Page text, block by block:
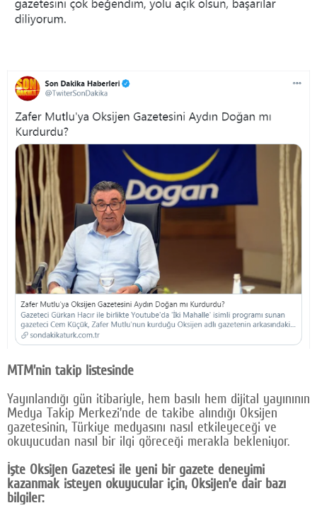
MTM’nin takip listesinde
Yayınlandığı gün itibariyle, hem basılı hem dijital yayınının
Medya Takip Merkezi’nde de takibe alındığı Oksijen
gazetesinin, Türkiye medyasını nasıl etkileyeceği ve
okuyucudan nasıl bir ilgi göreceği merakla bekleniyor.
İşte Oksijen Gazetesi ile yeni bir gazete deneyimi
kazanmak isteyen okuyucular için, Oksijen’e dair bazı
bilgiler: